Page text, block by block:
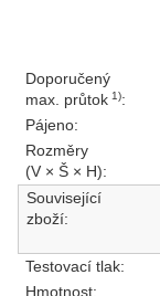
Doporučený
max. průtok1):
Pájeno:
Rozměry
(V × Š × H):
Související
zboží:
Testovací tlak:
Hmotnost: